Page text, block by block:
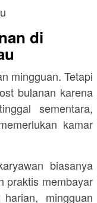
di
mingguan. Tetapi
bulanan karena
sementara,
kamar
biasanya
praktis membayar
mingguan